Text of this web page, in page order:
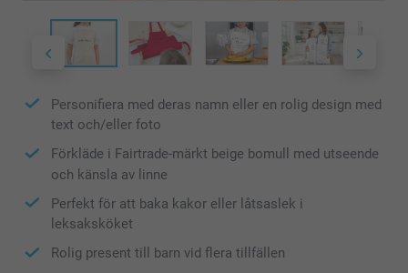
Personifiera med deras namn eller en rolig design med
text och/eller foto
Förkläde i Fairtrade-märkt beige bomull med utseende
och känsla av linne
Perfekt för att baka kakor eller låtsaslek i
leksaksköket
Rolig present till barn vid flera tillfällen